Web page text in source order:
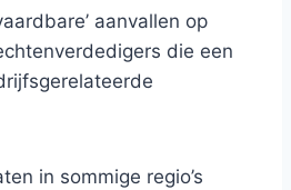
aanvallen op
die een
in sommige regio’s